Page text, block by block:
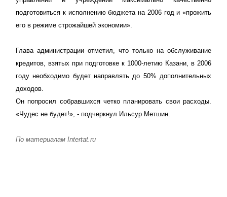
подготовиться к исполнению бюджета на 2006 год и «прожить
его в режиме строжайшей экономии».
Глава администрации отметил, что только на обслуживание
кредитов, взятых при подготовке к 1000-летию Казани, в 2006
году необходимо будет направлять до 50% дополнительных
доходов.
Он попросил собравшихся четко планировать свои расходы.
«Чудес не будет!», - подчеркнул Ильсур Метшин.
По материалам Intertat.ru